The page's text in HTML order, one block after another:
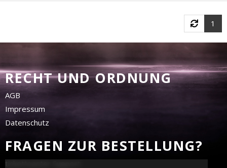
1
RECHT UND ORDNUNG
AGB
Impressum
Datenschutz
FRAGEN ZUR BESTELLUNG?
tickettoaster Support